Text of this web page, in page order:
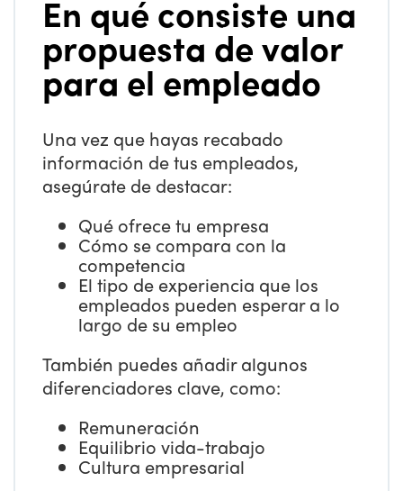
En qué consiste una
propuesta de valor
para el empleado
Una vez que hayas recabado
información de tus empleados,
asegúrate de destacar:
Qué ofrece tu empresa
Cómo se compara con la
competencia
El tipo de experiencia que los
empleados pueden esperar a lo
largo de su empleo
También puedes añadir algunos
diferenciadores clave, como:
Remuneración
Equilibrio vida-trabajo
Cultura empresarial